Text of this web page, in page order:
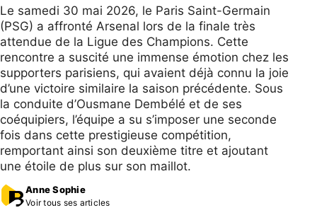
Le samedi 30 mai 2026, le Paris Saint-Germain
(PSG) a affronté Arsenal lors de la finale très
attendue de la Ligue des Champions. Cette
rencontre a suscité une immense émotion chez les
supporters parisiens, qui avaient déjà connu la joie
d’une victoire similaire la saison précédente. Sous
la conduite d’Ousmane Dembélé et de ses
coéquipiers, l’équipe a su s’imposer une seconde
fois dans cette prestigieuse compétition,
remportant ainsi son deuxième titre et ajoutant
une étoile de plus sur son maillot.
Anne Sophie
Voir tous ses articles